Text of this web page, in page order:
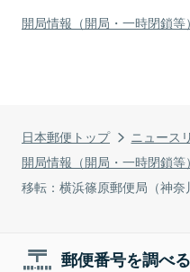
日本郵便トップ
ニュース
開局情報（開局・一時閉鎖等）
移転：横浜篠原郵便局（神奈
開局情報（開局・一時閉鎖等
郵便番号を調べる